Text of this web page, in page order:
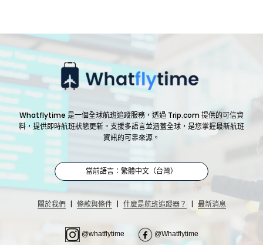
Whatflytime 是一個全球航班追蹤服務，透過 Trip.com 提供的可信資
料，提供即時航班狀態更新。支援多語言並涵蓋全球，是您掌握最新航班
資訊的可靠來源。
當前語言：繁體中文（台灣）
關於我們 | 條款與條件 | 什麼是航班追蹤器？ | 最新消息
@whatflytime @Whatflytime